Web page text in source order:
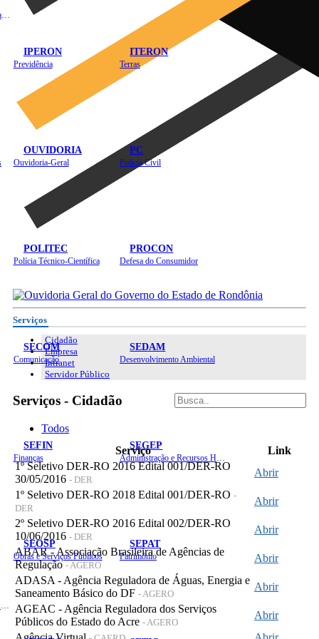
IPERON
Previdência
ITERON
Terras
OUVIDORIA
Ouvidoria-Geral
PC
Polícia Civil
POLITEC
Polícia Técnico-Científica
PROCON
Defesa do Consumidor
SECOM
Comunicação
SEDAM
Desenvolvimento Ambiental
SEFIN
Finanças
SEGEP
SEOSP
Obras e Serviços Públicos
SEPAT
Patrimônio
Serviços
Cidadão
Empresa
Intranet
Servidor Público
Serviços - Cidadão
Todos
Serviço
Link
1º Seletivo DER-RO 2016 Edital 001/DER-RO
30/05/2016 - DER
Abrir
1º Seletivo DER-RO 2018 Edital 001/DER-RO -
DER
Abrir
2º Seletivo DER-RO 2016 Edital 002/DER-RO
10/06/2016 - DER
Abrir
ABAR - Associação Brasileira de Agências de
Regulação- AGERO
Abrir
ADASA - Agência Reguladora de Águas, Energia e
Saneamento Básico do DF - AGERO
Abrir
AGEAC - Agência Reguladora dos Serviços
Públicos do Estado do Acre - AGERO
Abrir